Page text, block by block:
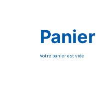
Panier
Votre panier est vide